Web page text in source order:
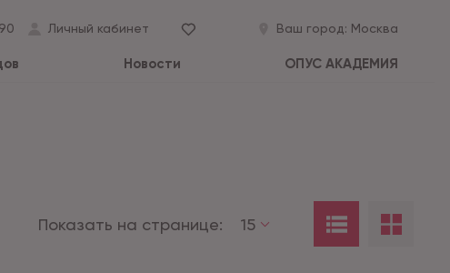
Личный кабинет Ваш город: Москва
Новости ОПУС АКАДЕМИЯ
Показать на странице: 15